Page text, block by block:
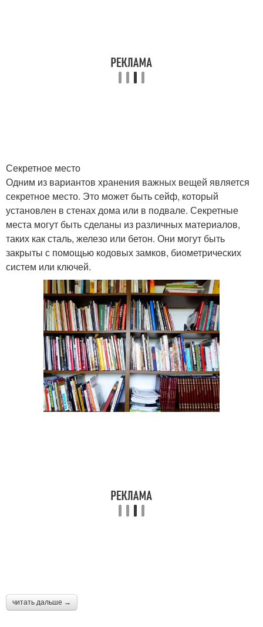
Секретное место
Одним из вариантов хранения важных вещей является
секретное место. Это может быть сейф, который
установлен в стенах дома или в подвале. Секретные
места могут быть сделаны из различных материалов,
таких как сталь, железо или бетон. Они могут быть
закрыты с помощью кодовых замков, биометрических
систем или ключей.
читать дальше →